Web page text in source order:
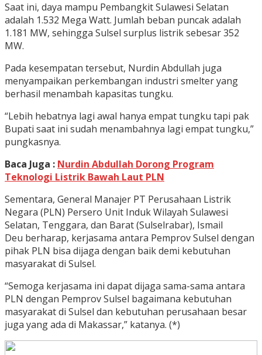
Saat ini, daya mampu Pembangkit Sulawesi Selatan
adalah 1.532 Mega Watt. Jumlah beban puncak adalah
1.181 MW, sehingga Sulsel surplus listrik sebesar 352
MW.
Pada kesempatan tersebut, Nurdin Abdullah juga
menyampaikan perkembangan industri smelter yang
berhasil menambah kapasitas tungku.
“Lebih hebatnya lagi awal hanya empat tungku tapi pak
Bupati saat ini sudah menambahnya lagi empat tungku,”
pungkasnya.
Baca Juga : Nurdin Abdullah Dorong Program
Teknologi Listrik Bawah Laut PLN
Sementara, General Manajer PT Perusahaan Listrik
Negara (PLN) Persero Unit Induk Wilayah Sulawesi
Selatan, Tenggara, dan Barat (Sulselrabar), Ismail
Deu berharap, kerjasama antara Pemprov Sulsel dengan
pihak PLN bisa dijaga dengan baik demi kebutuhan
masyarakat di Sulsel.
“Semoga kerjasama ini dapat dijaga sama-sama antara
PLN dengan Pemprov Sulsel bagaimana kebutuhan
masyarakat di Sulsel dan kebutuhan perusahaan besar
juga yang ada di Makassar,” katanya. (*)